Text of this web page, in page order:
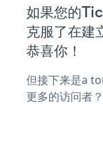
如果您的
克服了在建
恭喜你！
但接下来是a
更多的访问者？